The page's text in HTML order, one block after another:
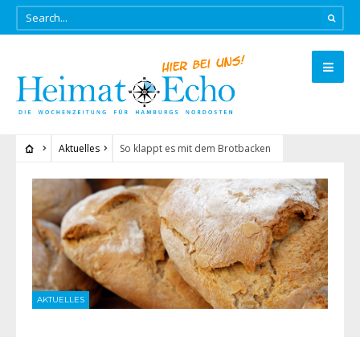
Aktuelles So klappt es mit dem Brotbacken
AKTUELLES